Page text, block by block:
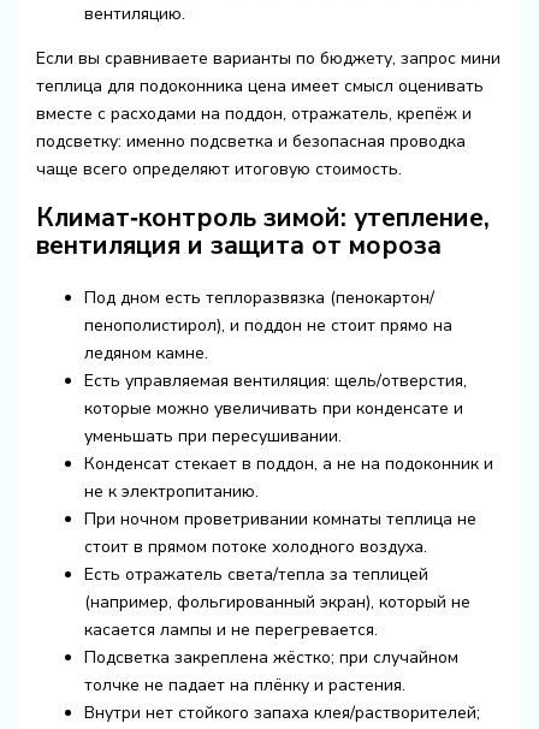
вентиляцию.
Если вы сравниваете варианты по бюджету, запрос мини
теплица для подоконника цена имеет смысл оценивать
вместе с расходами на поддон, отражатель, крепёж и
подсветку: именно подсветка и безопасная проводка
чаще всего определяют итоговую стоимость.
Климат‑контроль зимой: утепление,
вентиляция и защита от мороза
Под дном есть теплоразвязка (пенокартон/
пенополистирол), и поддон не стоит прямо на
ледяном камне.
Есть управляемая вентиляция: щель/отверстия,
которые можно увеличивать при конденсате и
уменьшать при пересушивании.
Конденсат стекает в поддон, а не на подоконник и
не к электропитанию.
При ночном проветривании комнаты теплица не
стоит в прямом потоке холодного воздуха.
Есть отражатель света/тепла за теплицей
(например, фольгированный экран), который не
касается лампы и не перегревается.
Подсветка закреплена жёстко; при случайном
толчке не падает на плёнку и растения.
Внутри нет стойкого запаха клея/растворителей;